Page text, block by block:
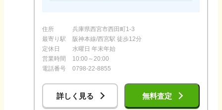
住所
兵庫県西宮市西田町1-3
最寄り駅
阪神本線/西宮駅 徒歩12分
定休日
水曜日 年末年始
営業時間
10:00～20:00
電話番号
0798-22-8855
詳しく見る 無料査定